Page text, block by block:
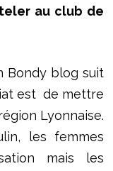
au club de
Bondy blog suit
est de mettre
Lyonnaise.
les femmes
mais les